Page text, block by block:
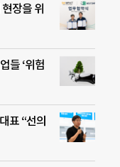
장을 위
들 ‘위험
표 “선의